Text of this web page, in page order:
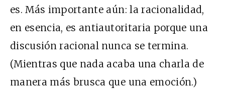
es. Más importante aún: la racionalidad,
en esencia, es antiautoritaria porque una
discusión racional nunca se termina.
(Mientras que nada acaba una charla de
manera más brusca que una emoción.)